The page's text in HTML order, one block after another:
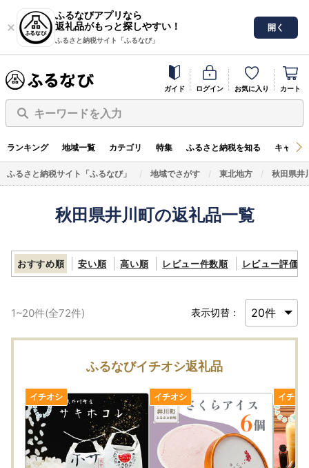
ふるなびアプリなら
返礼品がもっと探しやすい！
ふるさと納税サイト「ふるなび」
開く
ガイド ログイン お気に入り カート
キーワードを入力
ランキング 地域一覧 カテゴリ 特集 ふるさと納税を知る キャン
ふるさと納税サイト「ふるなび」 地域でさがす 東北地方 秋田県井
秋田県井川町の返礼品一覧
おすすめ順 安い順 高い順 レビュー件数順 レビュー評価順
1~20件(全72件) 表示切替：
ふるなびイチオシ返礼品